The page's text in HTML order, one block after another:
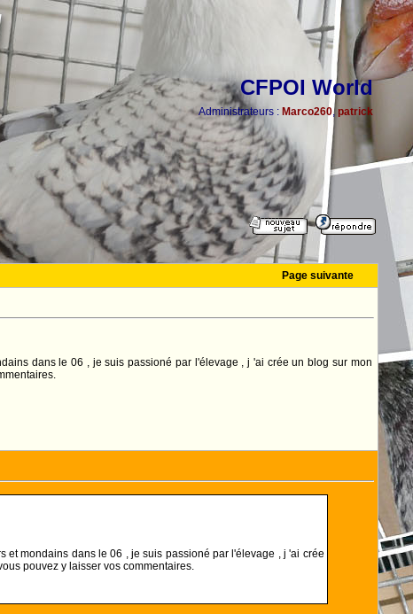
CFPOI World
Administrateurs : Marco260, patrick
Page suivante
dans le 06 , je suis passioné par l'élevage , j 'ai crée un blog sur mon
et mondains dans le 06 , je suis passioné par l'élevage , j 'ai crée
pouvez y laisser vos commentaires.